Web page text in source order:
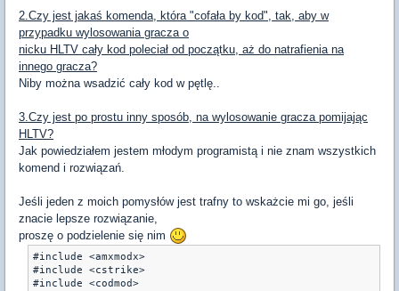
2.Czy jest jakaś komenda, która "cofała by kod", tak, aby w
przypadku wylosowania gracza o
nicku HLTV cały kod poleciał od początku, aż do natrafienia na
innego gracza?
Niby można wsadzić cały kod w pętlę..
3.Czy jest po prostu inny sposób, na wylosowanie gracza pomijając
HLTV?
Jak powiedziałem jestem młodym programistą i nie znam wszystkich
komend i rozwiązań.
Jeśli jeden z moich pomysłów jest trafny to wskażcie mi go, jeśli
znacie lepsze rozwiązanie,
proszę o podzielenie się nim
#include <amxmodx>
#include <cstrike>
#include <codmod>